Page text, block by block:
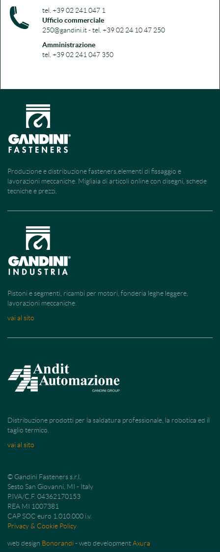
tel. +39 02 241 047 1
Ufficio commerciale
250@gandini.it - tel. +39 02 24 10 47 250
Amministrazione
tel. +39 02 241 047 350
Produzione e distribuzione fasteners,elementi di fissaggio e
lavorazioni meccaniche. Migliaia di articoli online con disegni, schede
tecniche e prezzi.
Pistoni e segmenti, ricambi per motori, fonderia leghe leggere,
lavorazioni meccaniche.
vai al sito
Distribuzione prodotti per la saldatura professionale, la robotica ed il
taglio termico.
vai al sito
© Gandini Fasteners s.r.l.
Sesto San Giovanni, MI - Italy
P.IVA/C.F. 04362170153
REA MI 1007381
CAP SOC euro 1.010.000 i.v.
Privacy & Cookie Policy
web design Bonorandi- web developmentAxura